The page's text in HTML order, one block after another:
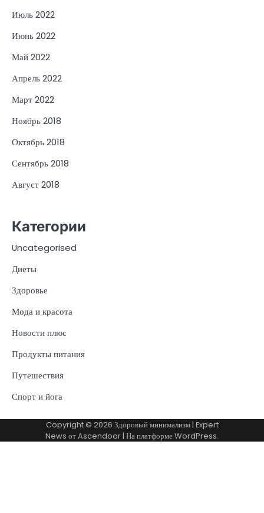
Июль 2022
Июнь 2022
Май 2022
Апрель 2022
Март 2022
Ноябрь 2018
Октябрь 2018
Сентябрь 2018
Август 2018
Категории
Uncategorised
Диеты
Здоровье
Мода и красота
Новости плюс
Продукты питания
Путешествия
Спорт и йога
Copyright © 2026 Здоровый минимализм| Expert
News отAscendoor| На платформеWordPress.